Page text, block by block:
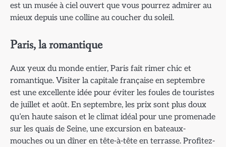
est un musée à ciel ouvert que vous pourrez admirer au
mieux depuis une colline au coucher du soleil.
Paris, la romantique
Aux yeux du monde entier, Paris fait rimer chic et
romantique. Visiter la capitale française en septembre
est une excellente idée pour éviter les foules de touristes
de juillet et août. En septembre, les prix sont plus doux
qu’en haute saison et le climat idéal pour une promenade
sur les quais de Seine, une excursion en bateaux-
mouches ou un dîner en tête-à-tête en terrasse. Profitez-